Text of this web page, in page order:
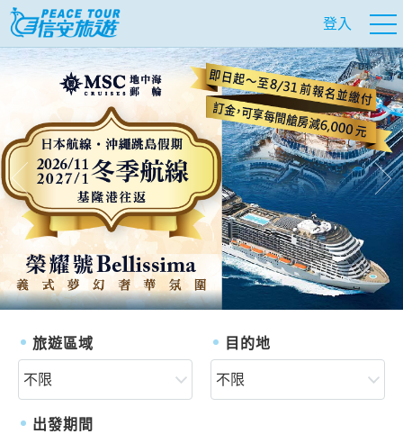
登入
往前 往
旅遊區域 目的地
出發期間